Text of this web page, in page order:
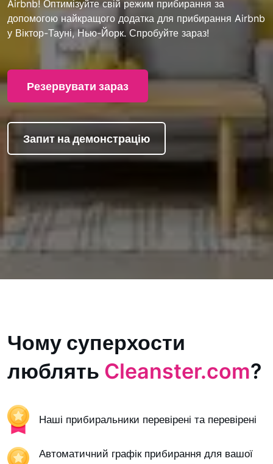
Airbnb! Оптимізуйте свій режим прибирання за
допомогою найкращого додатка для прибирання Airbnb
у Віктор-Тауні, Нью-Йорк. Спробуйте зараз!
Резервувати зараз
Запит на демонстрацію
Чому суперхости
люблять Cleanster.com?
Наші прибиральники перевірені та перевірені
Автоматичний графік прибирання для вашої